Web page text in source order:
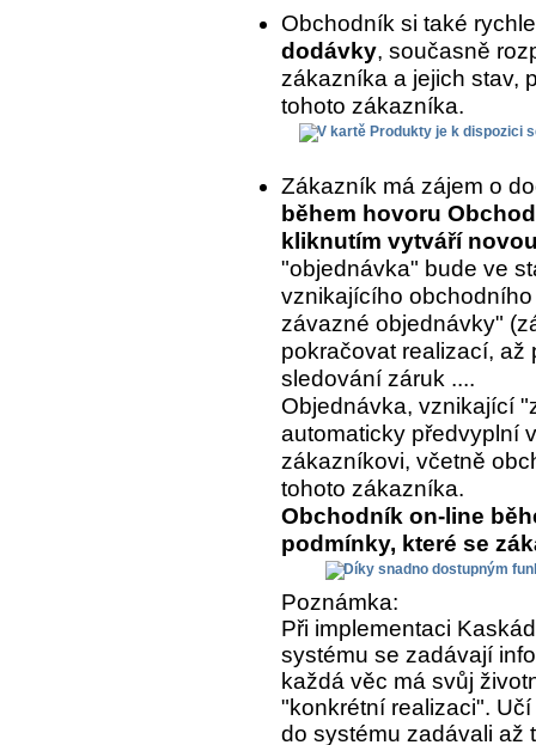
Obchodník si také
dodávky, současně
zákazníka a jejich stav,
tohoto zákazníka.
Zákazník má zájem o
během hovoru
kliknutím vytváří
"objednávka" bude ve
vznikajícího
závazné objednávky"
pokračovat realizací, až
sledování záruk ....
Objednávka, vznikající
automaticky předvyplní
zákazníkovi, včetně
tohoto zákazníka.
Obchodník on-line
podmínky, které se
Poznámka:
Při implementaci
systému se zadávají
každá věc má svůj
"konkrétní realizaci".
do systému zadávali až